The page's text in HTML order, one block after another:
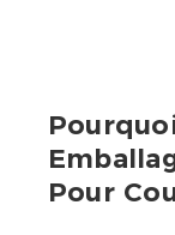
Pour